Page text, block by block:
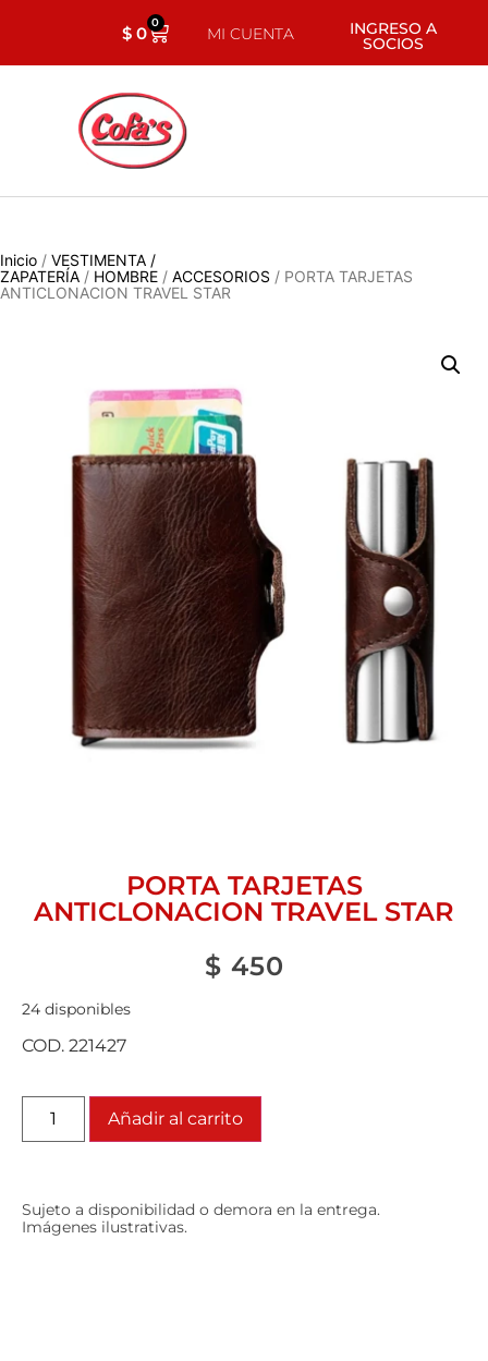
$0 0
MI CUENTA INGRESO A
SOCIOS
Inicio / VESTIMENTA /
ZAPATERÍA / HOMBRE / ACCESORIOS / PORTA TARJETAS
ANTICLONACION TRAVEL STAR
PORTA TARJETAS
ANTICLONACION TRAVEL STAR
$ 450
24 disponibles
COD. 221427
Añadir al carrito
Sujeto a disponibilidad o demora en la entrega.
Imágenes ilustrativas.